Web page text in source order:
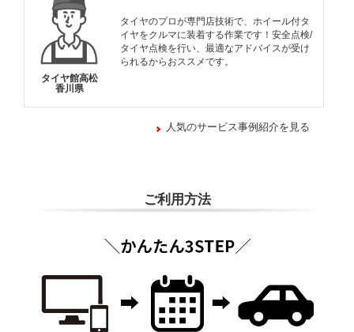
タイヤ館高松
香川県
タイヤのプロが専門店技術で、ホイール付タ
イヤをクルマに装着する作業です！安全点検/
タイヤ点検を行い、最適なアドバイスが受け
られるからおススメです。
人気のサービス事例紹介を見る
ご利用方法